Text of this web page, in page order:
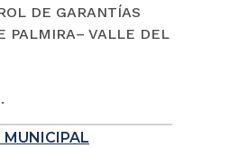
DE GARANTÍAS
PALMIRA– VALLE DEL